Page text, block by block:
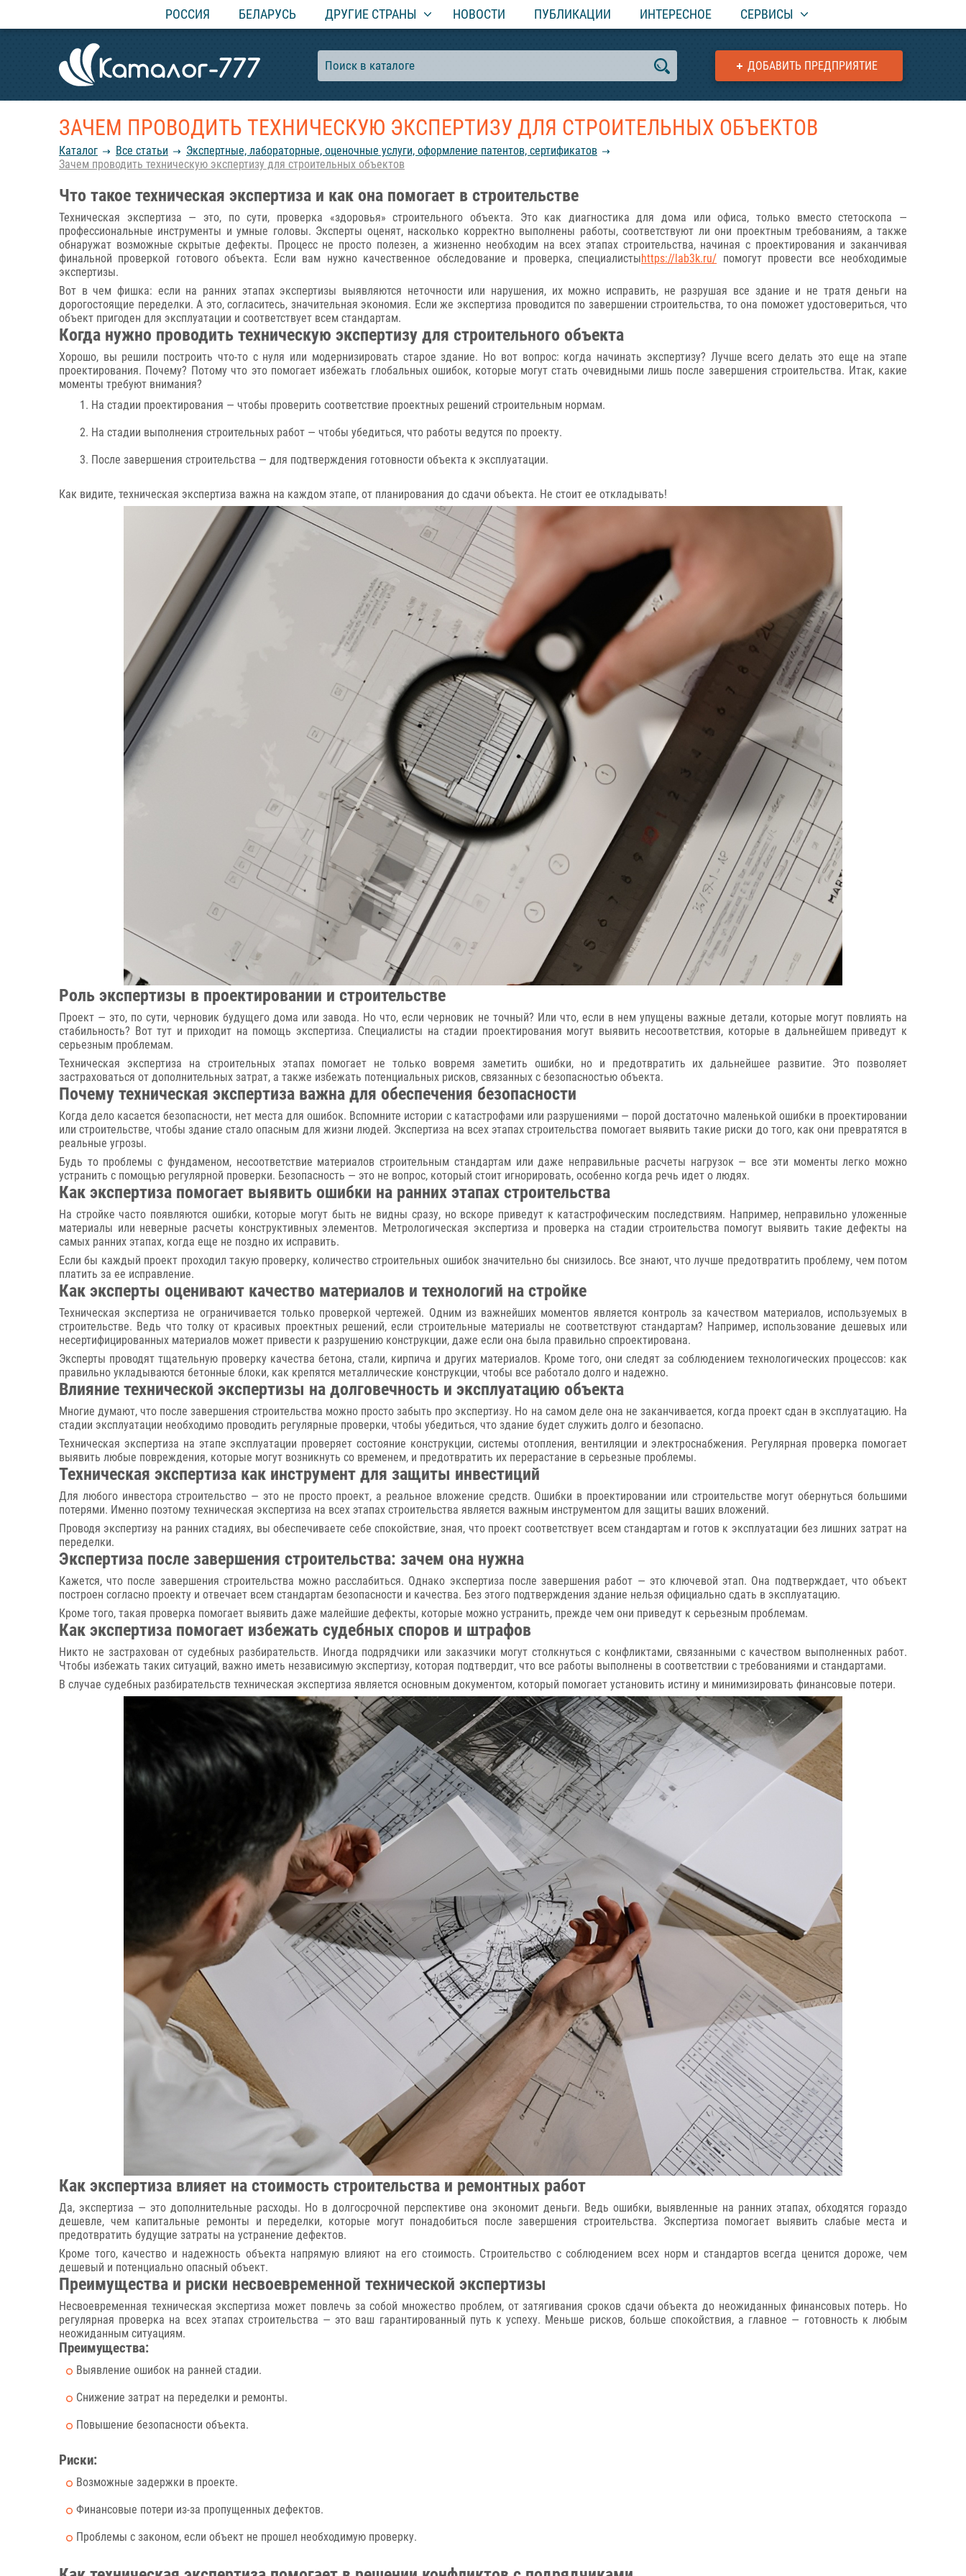
РОССИЯ БЕЛАРУСЬ ДРУГИЕ СТРАНЫ НОВОСТИ ПУБЛИКАЦИИ ИНТЕРЕСНОЕ СЕРВИСЫ
ДОБАВИТЬ ПРЕДПРИЯТИЕ
ЗАЧЕМ ПРОВОДИТЬ ТЕХНИЧЕСКУЮ ЭКСПЕРТИЗУ ДЛЯ СТРОИТЕЛЬНЫХ ОБЪЕКТОВ
Каталог Все статьи
Экспертные, лабораторные, оценочные услуги, оформление патентов, сертификатов
Зачем проводить техническую экспертизу для строительных объектов
Что такое техническая экспертиза и как она помогает в строительстве
Техническая экспертиза — это, по сути, проверка «здоровья» строительного объекта. Это как диагностика для дома или офиса, только вместо стетоскопа —
профессиональные инструменты и умные головы. Эксперты оценят, насколько корректно выполнены работы, соответствуют ли они проектным требованиям, а также
обнаружат возможные скрытые дефекты. Процесс не просто полезен, а жизненно необходим на всех этапах строительства, начиная с проектирования и заканчивая
финальной проверкой готового объекта. Если вам нужно качественное обследование и проверка, специалистыhttps://lab3k.ru/ помогут провести все необходимые
экспертизы.
Вот в чем фишка: если на ранних этапах экспертизы выявляются неточности или нарушения, их можно исправить, не разрушая все здание и не тратя деньги на
дорогостоящие переделки. А это, согласитесь, значительная экономия. Если же экспертиза проводится по завершении строительства, то она поможет удостовериться, что
объект пригоден для эксплуатации и соответствует всем стандартам.
Когда нужно проводить техническую экспертизу для строительного объекта
Хорошо, вы решили построить что-то с нуля или модернизировать старое здание. Но вот вопрос: когда начинать экспертизу? Лучше всего делать это еще на этапе
проектирования. Почему? Потому что это помогает избежать глобальных ошибок, которые могут стать очевидными лишь после завершения строительства. Итак, какие
моменты требуют внимания?
На стадии проектирования — чтобы проверить соответствие проектных решений строительным нормам.
На стадии выполнения строительных работ — чтобы убедиться, что работы ведутся по проекту.
После завершения строительства — для подтверждения готовности объекта к эксплуатации.
Как видите, техническая экспертиза важна на каждом этапе, от планирования до сдачи объекта. Не стоит ее откладывать!
Роль экспертизы в проектировании и строительстве
Проект — это, по сути, черновик будущего дома или завода. Но что, если черновик не точный? Или что, если в нем упущены важные детали, которые могут повлиять на
стабильность? Вот тут и приходит на помощь экспертиза. Специалисты на стадии проектирования могут выявить несоответствия, которые в дальнейшем приведут к
серьезным проблемам.
Техническая экспертиза на строительных этапах помогает не только вовремя заметить ошибки, но и предотвратить их дальнейшее развитие. Это позволяет
застраховаться от дополнительных затрат, а также избежать потенциальных рисков, связанных с безопасностью объекта.
Почему техническая экспертиза важна для обеспечения безопасности
Когда дело касается безопасности, нет места для ошибок. Вспомните истории с катастрофами или разрушениями — порой достаточно маленькой ошибки в проектировании
или строительстве, чтобы здание стало опасным для жизни людей. Экспертиза на всех этапах строительства помогает выявить такие риски до того, как они превратятся в
реальные угрозы.
Будь то проблемы с фундаменом, несоответствие материалов строительным стандартам или даже неправильные расчеты нагрузок — все эти моменты легко можно
устранить с помощью регулярной проверки. Безопасность — это не вопрос, который стоит игнорировать, особенно когда речь идет о людях.
Как экспертиза помогает выявить ошибки на ранних этапах строительства
На стройке часто появляются ошибки, которые могут быть не видны сразу, но вскоре приведут к катастрофическим последствиям. Например, неправильно уложенные
материалы или неверные расчеты конструктивных элементов. Метрологическая экспертиза и проверка на стадии строительства помогут выявить такие дефекты на
самых ранних этапах, когда еще не поздно их исправить.
Если бы каждый проект проходил такую проверку, количество строительных ошибок значительно бы снизилось. Все знают, что лучше предотвратить проблему, чем потом
платить за ее исправление.
Как эксперты оценивают качество материалов и технологий на стройке
Техническая экспертиза не ограничивается только проверкой чертежей. Одним из важнейших моментов является контроль за качеством материалов, используемых в
строительстве. Ведь что толку от красивых проектных решений, если строительные материалы не соответствуют стандартам? Например, использование дешевых или
несертифицированных материалов может привести к разрушению конструкции, даже если она была правильно спроектирована.
Эксперты проводят тщательную проверку качества бетона, стали, кирпича и других материалов. Кроме того, они следят за соблюдением технологических процессов: как
правильно укладываются бетонные блоки, как крепятся металлические конструкции, чтобы все работало долго и надежно.
Влияние технической экспертизы на долговечность и эксплуатацию объекта
Многие думают, что после завершения строительства можно просто забыть про экспертизу. Но на самом деле она не заканчивается, когда проект сдан в эксплуатацию. На
стадии эксплуатации необходимо проводить регулярные проверки, чтобы убедиться, что здание будет служить долго и безопасно.
Техническая экспертиза на этапе эксплуатации проверяет состояние конструкции, системы отопления, вентиляции и электроснабжения. Регулярная проверка помогает
выявить любые повреждения, которые могут возникнуть со временем, и предотвратить их перерастание в серьезные проблемы.
Техническая экспертиза как инструмент для защиты инвестиций
Для любого инвестора строительство — это не просто проект, а реальное вложение средств. Ошибки в проектировании или строительстве могут обернуться большими
потерями. Именно поэтому техническая экспертиза на всех этапах строительства является важным инструментом для защиты ваших вложений.
Проводя экспертизу на ранних стадиях, вы обеспечиваете себе спокойствие, зная, что проект соответствует всем стандартам и готов к эксплуатации без лишних затрат на
переделки.
Экспертиза после завершения строительства: зачем она нужна
Кажется, что после завершения строительства можно расслабиться. Однако экспертиза после завершения работ — это ключевой этап. Она подтверждает, что объект
построен согласно проекту и отвечает всем стандартам безопасности и качества. Без этого подтверждения здание нельзя официально сдать в эксплуатацию.
Кроме того, такая проверка помогает выявить даже малейшие дефекты, которые можно устранить, прежде чем они приведут к серьезным проблемам.
Как экспертиза помогает избежать судебных споров и штрафов
Никто не застрахован от судебных разбирательств. Иногда подрядчики или заказчики могут столкнуться с конфликтами, связанными с качеством выполненных работ.
Чтобы избежать таких ситуаций, важно иметь независимую экспертизу, которая подтвердит, что все работы выполнены в соответствии с требованиями и стандартами.
В случае судебных разбирательств техническая экспертиза является основным документом, который помогает установить истину и минимизировать финансовые потери.
Как экспертиза влияет на стоимость строительства и ремонтных работ
Да, экспертиза — это дополнительные расходы. Но в долгосрочной перспективе она экономит деньги. Ведь ошибки, выявленные на ранних этапах, обходятся гораздо
дешевле, чем капитальные ремонты и переделки, которые могут понадобиться после завершения строительства. Экспертиза помогает выявить слабые места и
предотвратить будущие затраты на устранение дефектов.
Кроме того, качество и надежность объекта напрямую влияют на его стоимость. Строительство с соблюдением всех норм и стандартов всегда ценится дороже, чем
дешевый и потенциально опасный объект.
Преимущества и риски несвоевременной технической экспертизы
Несвоевременная техническая экспертиза может повлечь за собой множество проблем, от затягивания сроков сдачи объекта до неожиданных финансовых потерь. Но
регулярная проверка на всех этапах строительства — это ваш гарантированный путь к успеху. Меньше рисков, больше спокойствия, а главное — готовность к любым
неожиданным ситуациям.
Преимущества:
Выявление ошибок на ранней стадии.
Снижение затрат на переделки и ремонты.
Повышение безопасности объекта.
Риски:
Возможные задержки в проекте.
Финансовые потери из-за пропущенных дефектов.
Проблемы с законом, если объект не прошел необходимую проверку.